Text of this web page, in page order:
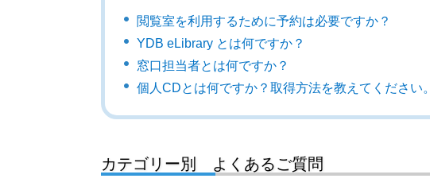
閲覧室を利用するために予約は必要ですか？
YDB eLibrary とは何ですか？
窓口担当者とは何ですか？
個人CDとは何ですか？取得方法を教えてください。
カテゴリー別 よくあるご質問